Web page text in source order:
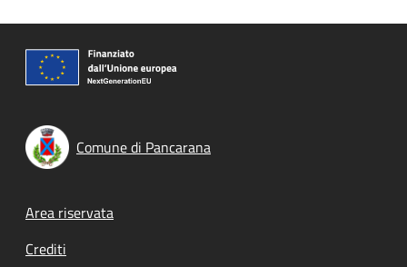
Comune di Pancarana
Footer menu
Area riservata
Crediti